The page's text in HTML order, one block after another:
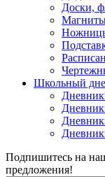
Доски,
Школьный
Подпишитесь на
предложения!